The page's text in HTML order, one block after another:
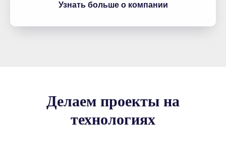
Узнать больше о компании
Делаем проекты на
технологиях